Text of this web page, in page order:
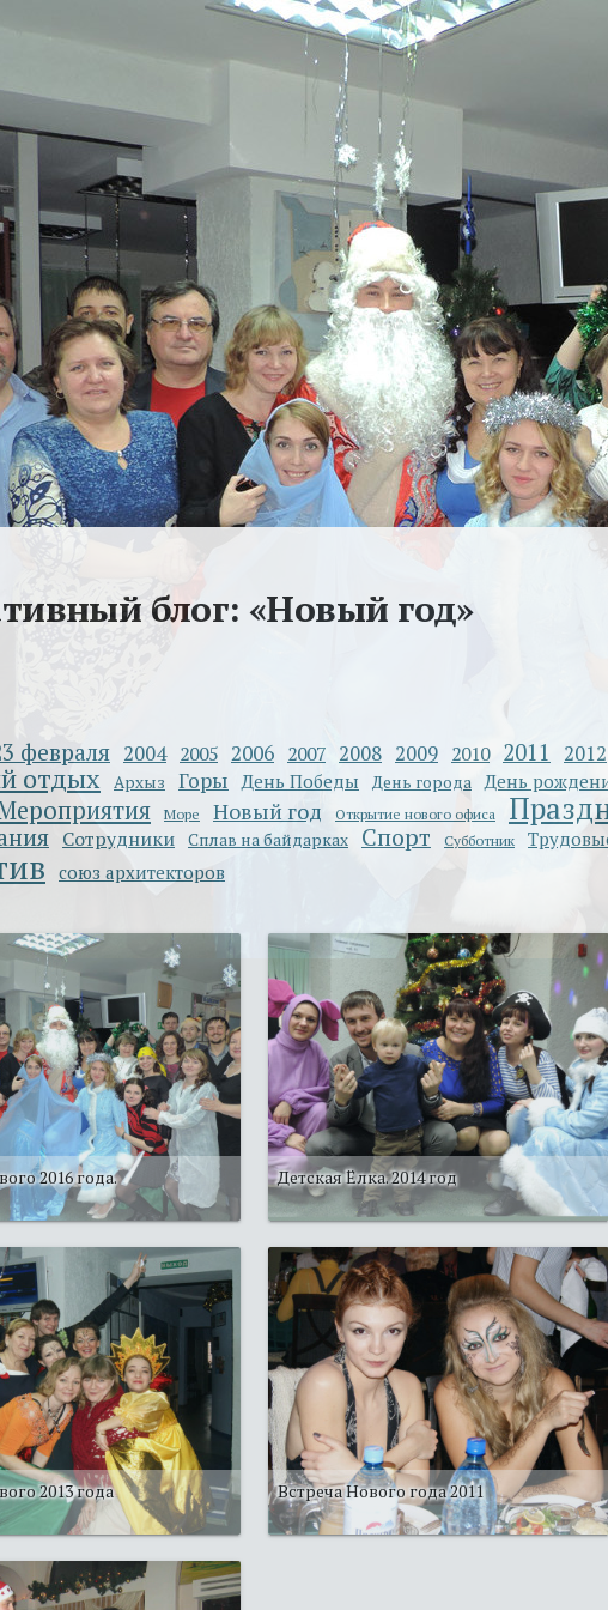
блог: «Новый год»
февраля 2004 2005 2006 2007 2008 2009 2010 2011 2012
отдых Архыз Горы День Победы День города День
Море Новый год Открытие нового офиса
Сотрудники Сплав на байдарках Спорт Субботник
союз архитекторов
2016 года. Детская Ёлка. 2014 год
2013 года Встреча Нового года 2011